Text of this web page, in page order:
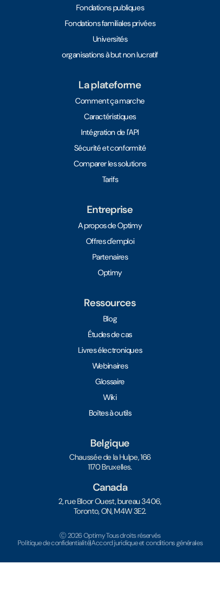
Fondations publiques
Fondations familiales privées
Universités
organisations à but non lucratif
La plateforme
Comment ça marche
Caractéristiques
Intégration de l'API
Sécurité et conformité
Comparer les solutions
Tarifs
Entreprise
A propos de Optimy
Offres d'emploi
Partenaires
Optimy
Ressources
Blog
Études de cas
Livres électroniques
Webinaires
Glossaire
Wiki
Boîtes à outils
Belgique
Chaussée de la Hulpe, 166
1170 Bruxelles.
Canada
2, rue Bloor Ouest, bureau 3406,
Toronto, ON, M4W 3E2.
Ⓒ 2026 Optimy Tous droits réservés
Politique de confidentialité|Accord juridique et conditions générales